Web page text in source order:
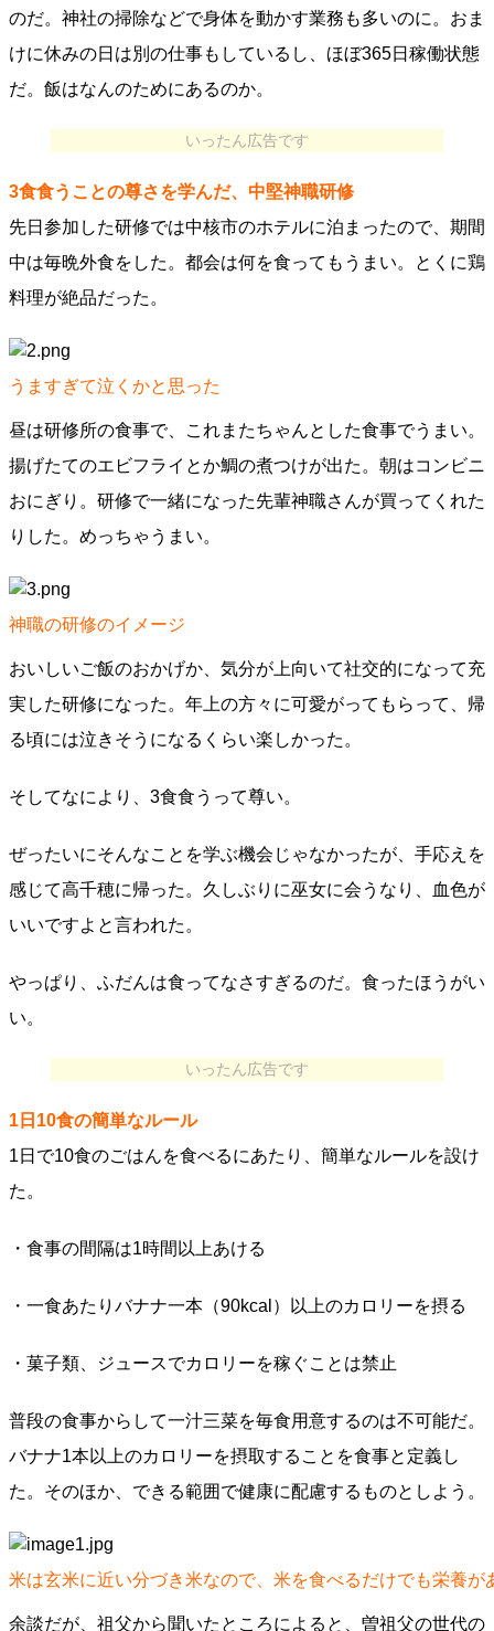
のだ。神社の掃除などで身体を動かす業務も多いのに。おま
けに休みの日は別の仕事もしているし、ほぼ365日稼働状態
だ。飯はなんのためにあるのか。
いったん広告です
3食食うことの尊さを学んだ、中堅神職研修
先日参加した研修では中核市のホテルに泊まったので、期間
中は毎晩外食をした。都会は何を食ってもうまい。とくに鶏
料理が絶品だった。
うますぎて泣くかと思った
昼は研修所の食事で、これまたちゃんとした食事でうまい。
揚げたてのエビフライとか鯛の煮つけが出た。朝はコンビニ
おにぎり。研修で一緒になった先輩神職さんが買ってくれた
りした。めっちゃうまい。
神職の研修のイメージ
おいしいご飯のおかげか、気分が上向いて社交的になって充
実した研修になった。年上の方々に可愛がってもらって、帰
る頃には泣きそうになるくらい楽しかった。
そしてなにより、3食食うって尊い。
ぜったいにそんなことを学ぶ機会じゃなかったが、手応えを
感じて高千穂に帰った。久しぶりに巫女に会うなり、血色が
いいですよと言われた。
やっぱり、ふだんは食ってなさすぎるのだ。食ったほうがい
い。
いったん広告です
1日10食の簡単なルール
1日で10食のごはんを食べるにあたり、簡単なルールを設け
た。
・食事の間隔は1時間以上あける
・一食あたりバナナ一本（90kcal）以上のカロリーを摂る
・菓子類、ジュースでカロリーを稼ぐことは禁止
普段の食事からして一汁三菜を毎食用意するのは不可能だ。
バナナ1本以上のカロリーを摂取することを食事と定義し
た。そのほか、できる範囲で健康に配慮するものとしよう。
米は玄米に近い分づき米なので、米を食べるだけでも栄養が
余談だが、祖父から聞いたところによると、曽祖父の世代の